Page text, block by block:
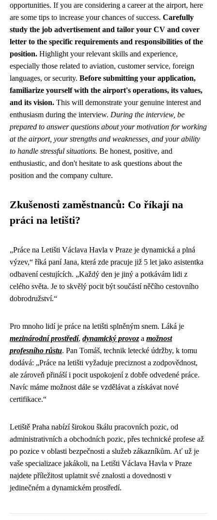
opportunities. If you are considering a career at the airport, here
are some tips to increase your chances of success. Carefully
study the job advertisement and tailor your CV and cover
letter to the specific requirements and responsibilities of the
position. Highlight your relevant skills and experience,
especially those related to aviation, customer service, foreign
languages, or security. Before submitting your application,
familiarize yourself with the airport's operations, its values,
and its vision. This will demonstrate your genuine interest and
enthusiasm during the interview. During the interview, be
prepared to answer questions about your motivation for working
at the airport, your strengths and weaknesses, and your ability
to handle stressful situations. Be honest, positive, and
enthusiastic, and don't hesitate to ask questions about the
position and the company culture.
Zkušenosti zaměstnanců: Co říkají na
práci na letišti?
„Práce na Letišti Václava Havla v Praze je dynamická a plná
výzev,“ říká paní Jana, která zde pracuje již 5 let jako asistentka
odbavení cestujících. „Každý den je jiný a potkávám lidi z
celého světa. Je to skvělý pocit být součástí něčího cestovního
dobrodružství.“
Pro mnoho lidí je práce na letišti splněným snem. Láká je
mezinárodní prostředí, dynamický provoz a možnost
profesního růstu. Pan Tomáš, technik letecké údržby, k tomu
dodává: „Práce na letišti vyžaduje preciznost a zodpovědnost,
ale zároveň přináší i pocit uspokojení z dobře odvedené práce.
Navíc máme možnost dále se vzdělávat a získávat nové
certifikace.“
Letiště Praha nabízí širokou škálu pracovních pozic, od
administrativních a obchodních pozic, přes technické profese až
po pozice v oblasti bezpečnosti a služeb zákazníkům. Ať už je
vaše specializace jakákoli, na Letišti Václava Havla v Praze
najdete příležitost uplatnit své znalosti a dovednosti v
jedinečném a dynamickém prostředí.